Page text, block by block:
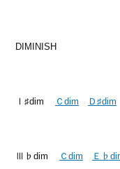
DIMINISH
Ⅰ♯dim Ｃdim Ｄ♯dim
Ⅲ♭dim Ｃdim Ｅ